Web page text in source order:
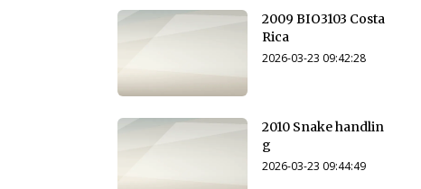
2009 BIO3103 Costa
Rica
2026-03-23 09:42:28
2010 Snake handlin
g
2026-03-23 09:44:49